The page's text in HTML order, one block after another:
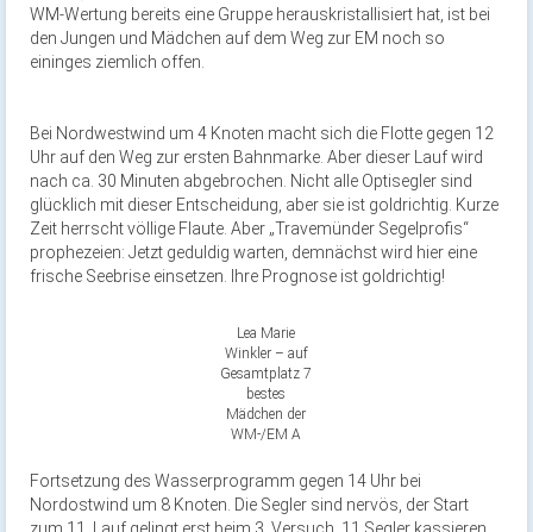
WM-Wertung bereits eine Gruppe herauskristallisiert hat, ist bei
den Jungen und Mädchen auf dem Weg zur EM noch so
eininges ziemlich offen.
Bei Nordwestwind um 4 Knoten macht sich die Flotte gegen 12
Uhr auf den Weg zur ersten Bahnmarke. Aber dieser Lauf wird
nach ca. 30 Minuten abgebrochen. Nicht alle Optisegler sind
glücklich mit dieser Entscheidung, aber sie ist goldrichtig. Kurze
Zeit herrscht völlige Flaute. Aber „Travemünder Segelprofis“
prophezeien: Jetzt geduldig warten, demnächst wird hier eine
frische Seebrise einsetzen. Ihre Prognose ist goldrichtig!
Lea Marie
Winkler – auf
Gesamtplatz 7
bestes
Mädchen der
WM-/EM A
Fortsetzung des Wasserprogramm gegen 14 Uhr bei
Nordostwind um 8 Knoten. Die Segler sind nervös, der Start